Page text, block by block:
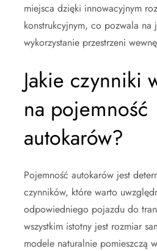
miejsca dzięki innowacyjnym
konstrukcyjnym, co pozwala na
wykorzystanie przestrzeni
Jakie czynniki
na pojemność
autokarów?
Pojemność autokarów jest
czynników, które warto
odpowiedniego pojazdu do
wszystkim istotny jest rozmiar
modele naturalnie pomieszczą